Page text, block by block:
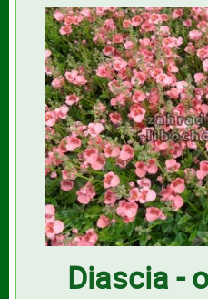
Diascia -